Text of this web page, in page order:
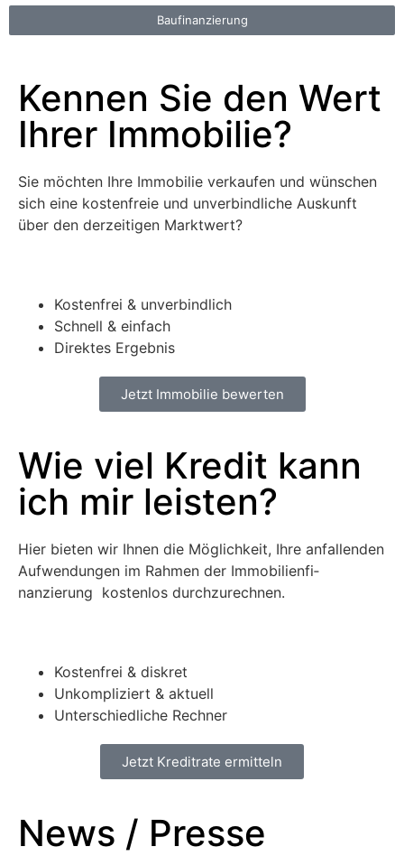
Bau­fi­nanzierung
Kennen Sie den Wert
Ihrer Immobilie?
Sie möcht­en Ihre Immo­bilie verkaufen und wün­schen
sich eine kosten­freie und unverbindliche Auskun­ft
über den derzeit­i­gen Mark­twert?
Kosten­frei & unverbindlich
Schnell & ein­fach
Direk­tes Ergeb­nis
Jet­zt Immo­bilie bew­erten
Wie viel Kredit kann
ich mir leisten?
Hier bieten wir Ihnen die Möglichkeit, Ihre anfal­l­en­den
Aufwen­dun­gen im Rah­men der Immo­bilien­fi­
nanzierung kosten­los durchzurech­nen.
Kosten­frei & diskret
Unkom­pliziert & aktuell
Unter­schiedliche Rech­n­er
Jet­zt Kred­i­trate ermit­teln
News / Presse